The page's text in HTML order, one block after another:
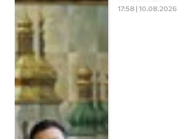
17:58 | 10.08.2026